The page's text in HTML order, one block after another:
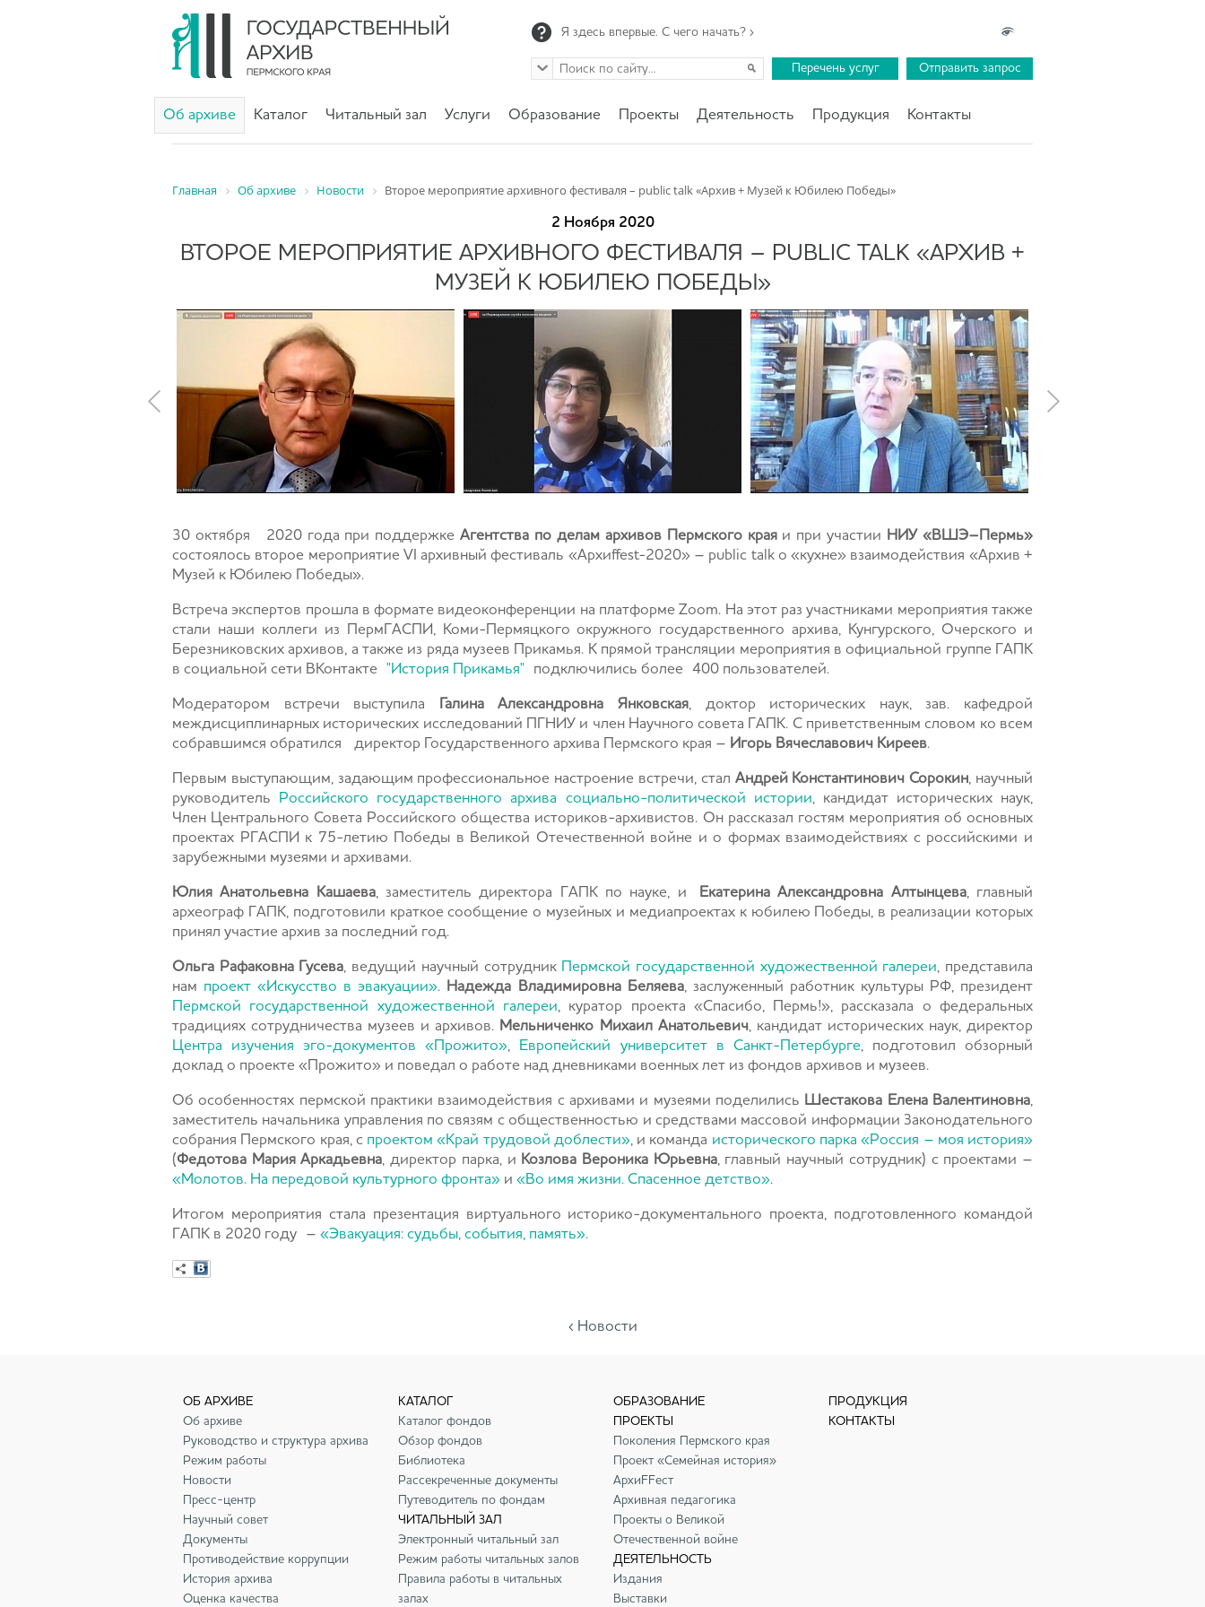
Я здесь впервые. С чего начать? ›
Перечень услуг Отправить запрос
Об архиве Каталог Читальный зал Услуги Образование Проекты Деятельность Продукция Контакты
Главная Об архиве Новости Второе мероприятие архивного фестиваля – public talk «Архив + Музей к Юбилею Победы»
2 Ноября 2020
ВТОРОЕ МЕРОПРИЯТИЕ АРХИВНОГО ФЕСТИВАЛЯ – PUBLIC TALK «АРХИВ +
МУЗЕЙ К ЮБИЛЕЮ ПОБЕДЫ»
30 октября 2020 года при поддержкеАгентства по делам архивов Пермского краяи при участии НИУ «ВШЭ–Пермь»
состоялось второе мероприятие VI архивный фестиваль «Архиffest-2020» – public talk о «кухне» взаимодействия «Архив +
Музей к Юбилею Победы».
Встреча экспертов прошла в формате видеоконференции на платформе Zoom. На этот раз участниками мероприятия также
стали наши коллеги из ПермГАСПИ, Коми-Пермяцкого окружного государственного архива, Кунгурского, Очерского и
Березниковских архивов, а также из ряда музеев Прикамья. К прямой трансляции мероприятия в официальной группе ГАПК
в социальной сети ВКонтакте "История Прикамья" подключились более 400 пользователей.
Модератором встречи выступила Галина Александровна Янковская, доктор исторических наук, зав. кафедрой
междисциплинарных исторических исследований ПГНИУ и член Научного совета ГАПК. С приветственным словом ко всем
собравшимся обратился
директор Государственного архива Пермского края – Игорь Вячеславович Киреев.
Первым выступающим, задающим профессиональное настроение встречи, стал Андрей Константинович Сорокин, научный
руководитель
Российского государственного архива социально-политической истории, кандидат исторических наук,
Член Центрального Совета Российского общества историков-архивистов. Он рассказал гостям мероприятия об основных
проектах РГАСПИ к 75-летию Победы в Великой Отечественной войне и о формах взаимодействиях с российскими и
зарубежными музеями и архивами.
Юлия Анатольевна Кашаева, заместитель директора ГАПК по науке, и Екатерина Александровна Алтынцева, главный
археограф ГАПК, подготовили краткое сообщение о музейных и медиапроектах к юбилею Победы, в реализации которых
принял участие архив за последний год.
Ольга Рафаковна Гусева, ведущий научный сотрудник Пермской государственной художественной галереи, представила
нам проект «Искусство в эвакуации». Надежда Владимировна Беляева, заслуженный работник культуры РФ, президент
Пермской государственной художественной галереи, куратор проекта «Спасибо, Пермь!», рассказала о федеральных
традициях сотрудничества музеев и архивов. Мельниченко Михаил Анатольевич, кандидат исторических наук, директор
Центра изучения эго-документов «Прожито», Европейский университет в Санкт-Петербурге, подготовил обзорный
доклад о проекте «Прожито» и поведал о работе над дневниками военных лет из фондов архивов и музеев.
Об особенностях пермской практики взаимодействия с архивами и музеями поделились Шестакова Елена Валентиновна,
заместитель начальника управления по связям с общественностью и средствами массовой информации Законодательного
собрания Пермского края, с проектом «Край трудовой доблести», и команда исторического парка «Россия – моя история»
(Федотова Мария Аркадьевна, директор парка, и Козлова Вероника Юрьевна, главный научный сотрудник) с проектами –
«Молотов. На передовой культурного фронта» и «Во имя жизни. Спасенное детство».
Итогом мероприятия стала презентация виртуального историко-документального проекта, подготовленного командой
ГАПК в 2020 году – «Эвакуация: судьбы, события, память».
‹ Новости
ОБ АРХИВЕ
Об архиве
Руководство и структура архива
Режим работы
Новости
Пресс-центр
Научный совет
Документы
Противодействие коррупции
История архива
Оценка качества
КАТАЛОГ
Каталог фондов
Обзор фондов
Библиотека
Рассекреченные документы
Путеводитель по фондам
ЧИТАЛЬНЫЙ ЗАЛ
Электронный читальный зал
Режим работы читальных залов
Правила работы в читальных
залах
ОБРАЗОВАНИЕ
ПРОЕКТЫ
Поколения Пермского края
Проект «Семейная история»
АрхиFFест
Архивная педагогика
Проекты о Великой
Отечественной войне
ДЕЯТЕЛЬНОСТЬ
Издания
Выставки
ПРОДУКЦИЯ
КОНТАКТЫ